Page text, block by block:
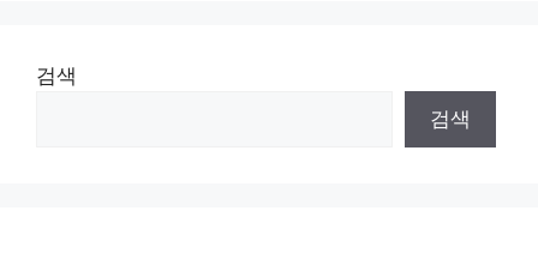
검색
검색